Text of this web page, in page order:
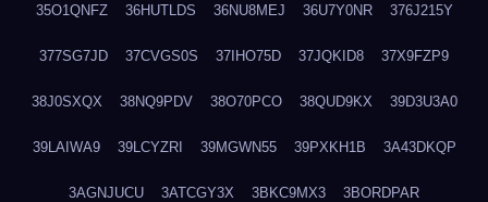
35O1QNFZ 36HUTLDS 36NU8MEJ 36U7Y0NR 376J215Y
377SG7JD 37CVGS0S 37IHO75D 37JQKID8 37X9FZP9
38J0SXQX 38NQ9PDV 38O70PCO 38QUD9KX 39D3U3A0
39LAIWA9 39LCYZRI 39MGWN55 39PXKH1B 3A43DKQP
3AGNJUCU 3ATCGY3X 3BKC9MX3 3BORDPAR